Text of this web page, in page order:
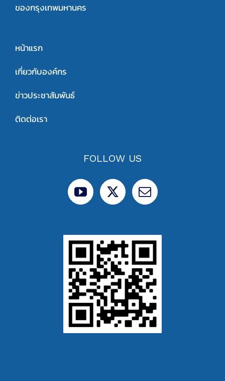
ของกรุงเทพมหานคร
หน้าแรก
เกี่ยวกับองค์กร
ข่าวประชาสัมพันธ์
ติดต่อเรา
FOLLOW US